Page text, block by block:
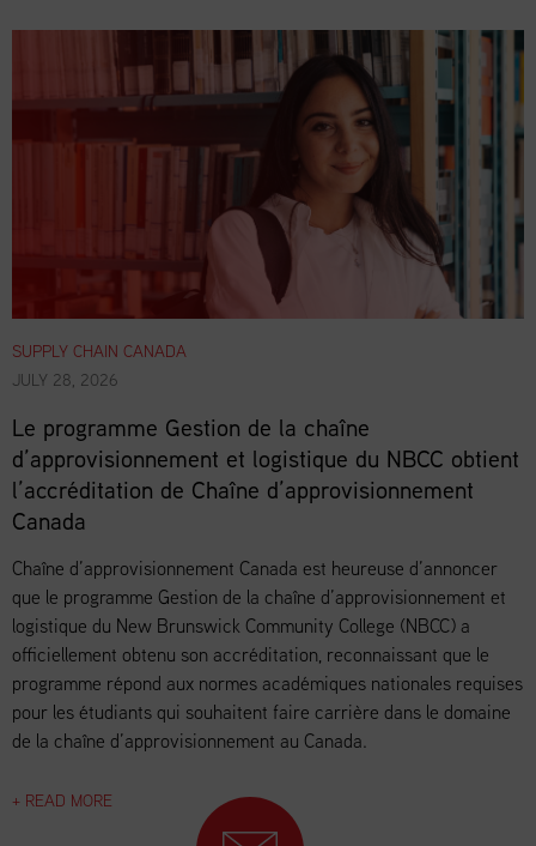
SUPPLY CHAIN CANADA
JULY 28, 2026
Le programme Gestion de la chaîne
d’approvisionnement et logistique du NBCC obtient
l’accréditation de Chaîne d’approvisionnement
Canada
Chaîne d’approvisionnement Canada est heureuse d’annoncer
que le programme Gestion de la chaîne d’approvisionnement et
logistique du New Brunswick Community College (NBCC) a
officiellement obtenu son accréditation, reconnaissant que le
programme répond aux normes académiques nationales requises
pour les étudiants qui souhaitent faire carrière dans le domaine
de la chaîne d’approvisionnement au Canada.
+ READ MORE